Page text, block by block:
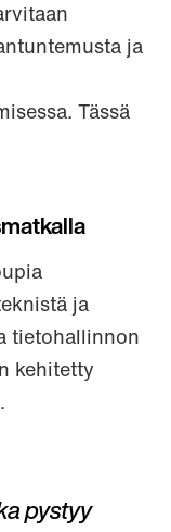
ja
Tässä
ja
tietohallinnon
kehitetty
pystyy